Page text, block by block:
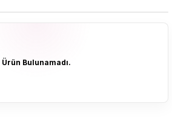
Ürün Bulunamadı.